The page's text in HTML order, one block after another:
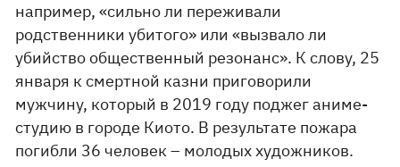
например, «сильно ли переживали
родственники убитого» или «вызвало ли
убийство общественный резонанс». К слову, 25
января к смертной казни приговорили
мужчину, который в 2019 году поджег аниме-
студию в городе Киото. В результате пожара
погибли 36 человек – молодых художников.